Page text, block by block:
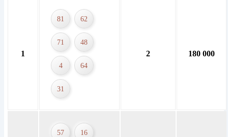
1
81 62
71 48
4 64
31
2 180 000
57 16